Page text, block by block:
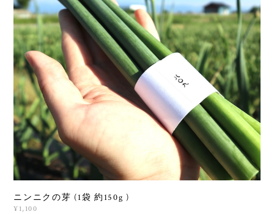
ニンニクの芽 (1袋 約150g )
¥1,100